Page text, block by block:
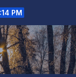
PM